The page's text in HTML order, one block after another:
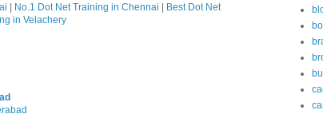
No.1 Dot Net Training in Chennai
Best Dot Net
in Velachery